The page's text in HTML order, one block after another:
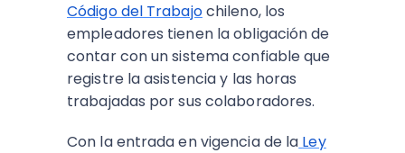
Código del Trabajochileno, los
empleadores tienen la obligación de
contar con un sistema confiable que
registre la asistencia y las horas
trabajadas por sus colaboradores.
Con la entrada en vigencia de la Ley